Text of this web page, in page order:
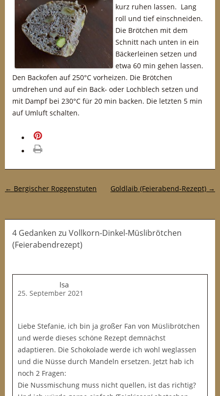
kurz ruhen lassen. Lang
roll und tief einschneiden.
Die Brötchen mit dem
Schnitt nach unten in ein
Bäckerleinen setzen und
etwa 60 min gehen lassen.
Den Backofen auf 250°C vorheizen. Die Brötchen
umdrehen und auf ein Back- oder Lochblech setzen und
mit Dampf bei 230°C für 20 min backen. Die letzten 5 min
auf Umluft schalten.
Post-Navigation
← Bergischer Roggenstuten Goldlaib (Feierabend-Rezept) →
4 Gedanken zu Vollkorn-Dinkel-Müslibrötchen
(Feierabendrezept)
Isa
25. September 2021
Liebe Stefanie, ich bin ja großer Fan von Müslibrötchen
und werde dieses schöne Rezept demnächst
adaptieren. Die Schokolade werde ich wohl weglassen
und die Nüsse durch Mandeln ersetzen. Jetzt hab ich
noch 2 Fragen:
Die Nussmischung muss nicht quellen, ist das richtig?